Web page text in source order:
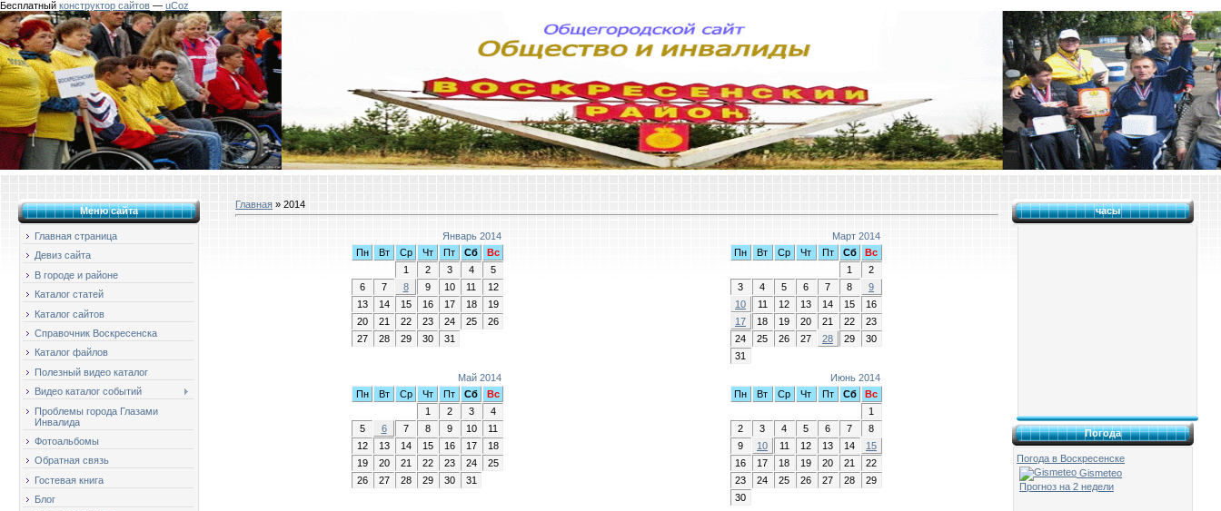
Бесплатный конструктор сайтов — uCoz
Меню сайта
Главная страница
Девиз сайта
В городе и районе
Каталог статей
Каталог сайтов
Справочник Воскресенска
Каталог файлов
Полезный видео каталог
Видео каталог событий
Проблемы города Глазами
Инвалида
Фотоальбомы
Обратная связь
Гостевая книга
Блог
Главная » 2014
Январь 2014
Пн
Вт Ср Чт Пт Сб
Вс
1
2 3 4
5
6
7 8 9 10 11
12
13
14 15 16 17 18
19
20
21 22 23 24 25
26
27
28 29 30 31
Март 2014
Пн
Вт Ср Чт Пт Сб
Вс
1
2
3
4 5 6 7 8
9
10
11 12 13 14 15
16
17
18 19 20 21 22
23
24
25 26 27 28 29
30
31
Май 2014
Пн
Вт Ср Чт Пт Сб
Вс
1
2 3
4
5
6 7 8 9 10
11
12
13 14 15 16 17
18
19
20 21 22 23 24
25
26
27 28 29 30 31
Июнь 2014
Пн
Вт Ср Чт Пт Сб
Вс
1
2
3 4 5 6 7
8
9
10 11 12 13 14
15
16
17 18 19 20 21
22
23
24 25 26 27 28
29
30
часы
Погода
Погода в Воскресенске
Gismeteo
Прогноз на 2 недели